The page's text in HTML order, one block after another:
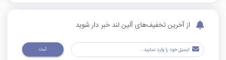
از آخرین تخفیف‌های آلین لند خبر دار شوید
ثبت